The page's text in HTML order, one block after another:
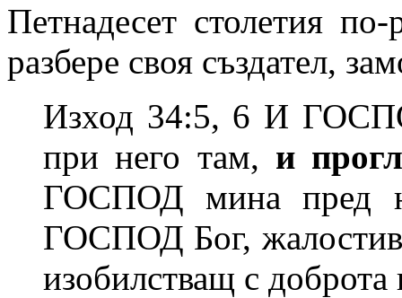
Петнадесет столетия
разбере своя създател,
Изход 34:5, 6 И
при него там, и
ГОСПОД мина пред
ГОСПОД Бог, жалостив
изобилстващ с доброта